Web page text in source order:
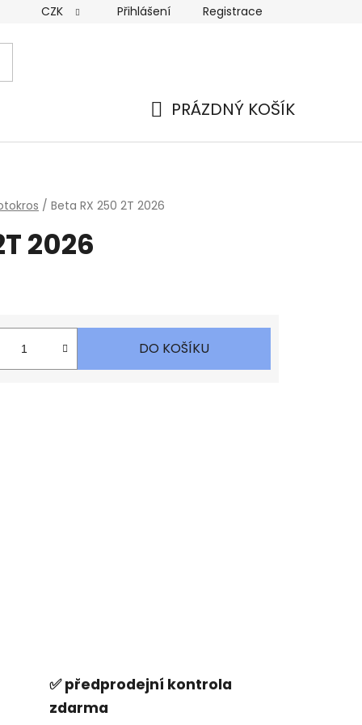
CZK Přihlášení Registrace
PRÁZDNÝ KOŠÍK
/ Beta RX 250 2T 2026
2026
DO KOŠÍKU
✅ předprodejní kontrola
zdarma